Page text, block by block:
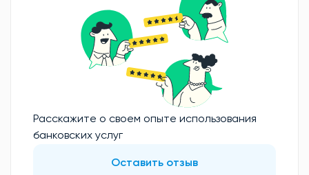
Расскажите о своем опыте использования
банковских услуг
Оставить отзыв